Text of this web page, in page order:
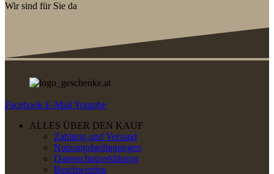
Wir sind für Sie da
Facebook E-Mail Youtube
ALLES ÜBER DEN KAUF
Zahlung und Versand
Nutzungsbedingungen
Datenschutzerklärung
Beschwerden